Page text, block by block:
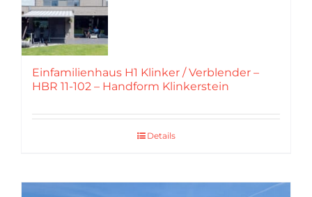
Einfamilienhaus H1 Klinker / Verblender –
HBR 11-102 – Handform Klinkerstein
Details